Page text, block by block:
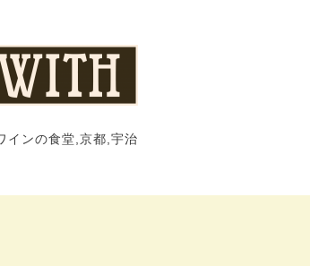
インの食堂,京都,宇治